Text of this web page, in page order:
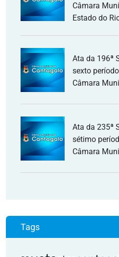
Câmara
Estado do
Ata da 196ª
sexto
Câmara
Ata da 235ª
sétimo
Câmara
Tags